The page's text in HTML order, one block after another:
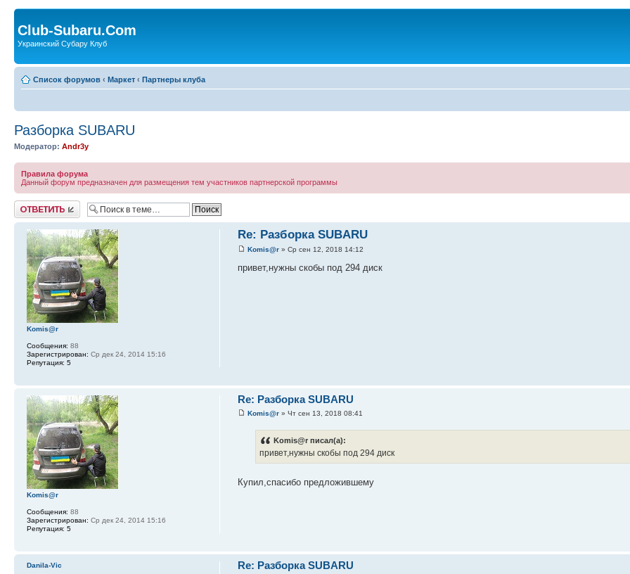
Club-Subaru.Com
Украинский Субару Клуб
Список форумов ‹ Маркет ‹ Партнеры клуба
Разборка SUBARU
Модератор: Andr3y
Правила форума
Данный форум предназначен для размещения тем участников партнерской программы
Ответить
Re: Разборка SUBARU
Komis@r » Ср сен 12, 2018 14:12
привет,нужны скобы под 294 диск
Komis@r
Сообщения: 88
Зарегистрирован: Ср дек 24, 2014 15:16
Репутация: 5
Re: Разборка SUBARU
Komis@r » Чт сен 13, 2018 08:41
Komis@r писал(а):
привет,нужны скобы под 294 диск
Купил,спасибо предложившему
Komis@r
Сообщения: 88
Зарегистрирован: Ср дек 24, 2014 15:16
Репутация: 5
Re: Разборка SUBARU
Danila-Vic